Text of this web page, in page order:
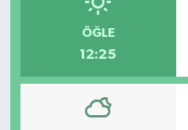
ÖĞLE
12:25